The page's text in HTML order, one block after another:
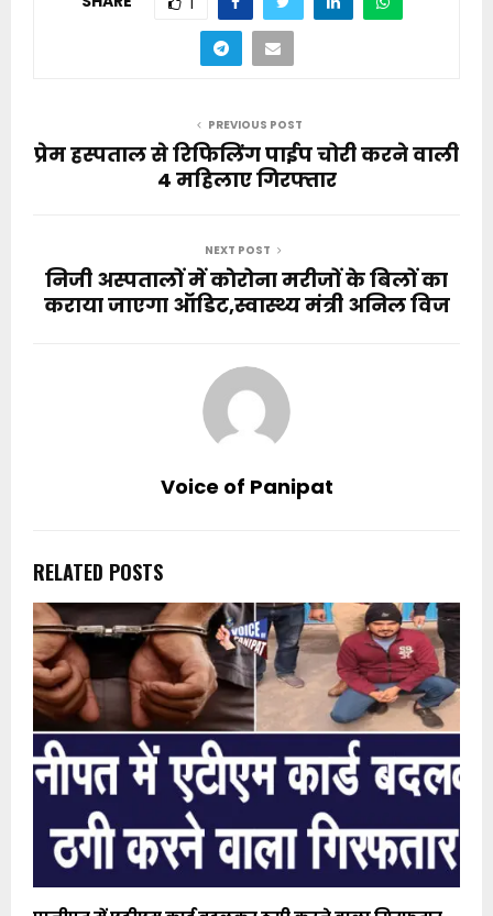
PREVIOUS POST
प्रेम हस्पताल से रिफिलिंग पाईप चोरी करने वाली
4 महिलाए गिरफ्तार
NEXT POST
निजी अस्पतालों में काेरोना मरीजों के बिलों का
कराया जाएगा ऑडिट,स्वास्थ्य मंत्री अनिल विज
Voice of Panipat
RELATED POSTS